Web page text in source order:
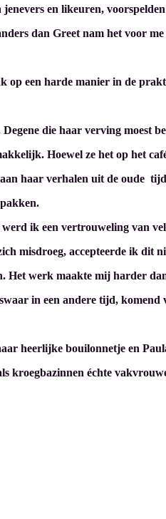
en likeuren,
dan Greet nam het voor
op een harde manier in de
die haar verving moest
Hoewel ze het op het
haar verhalen uit de oude
ik een vertrouweling van
accepteerde ik dit
Het werk maakte mij harder
in een andere tijd, komend
heerlijke bouilonnetje en
kroegbazinnen échte